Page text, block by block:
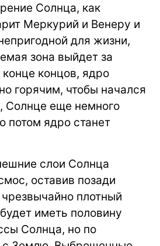
Солнца, как
Меркурий и Венеру и
для жизни,
зона выйдет за
концов, ядро
горячим, чтобы начался
Солнце еще немного
потом ядро станет
слои Солнца
оставив позади
плотный
иметь половину
Солнца, но по